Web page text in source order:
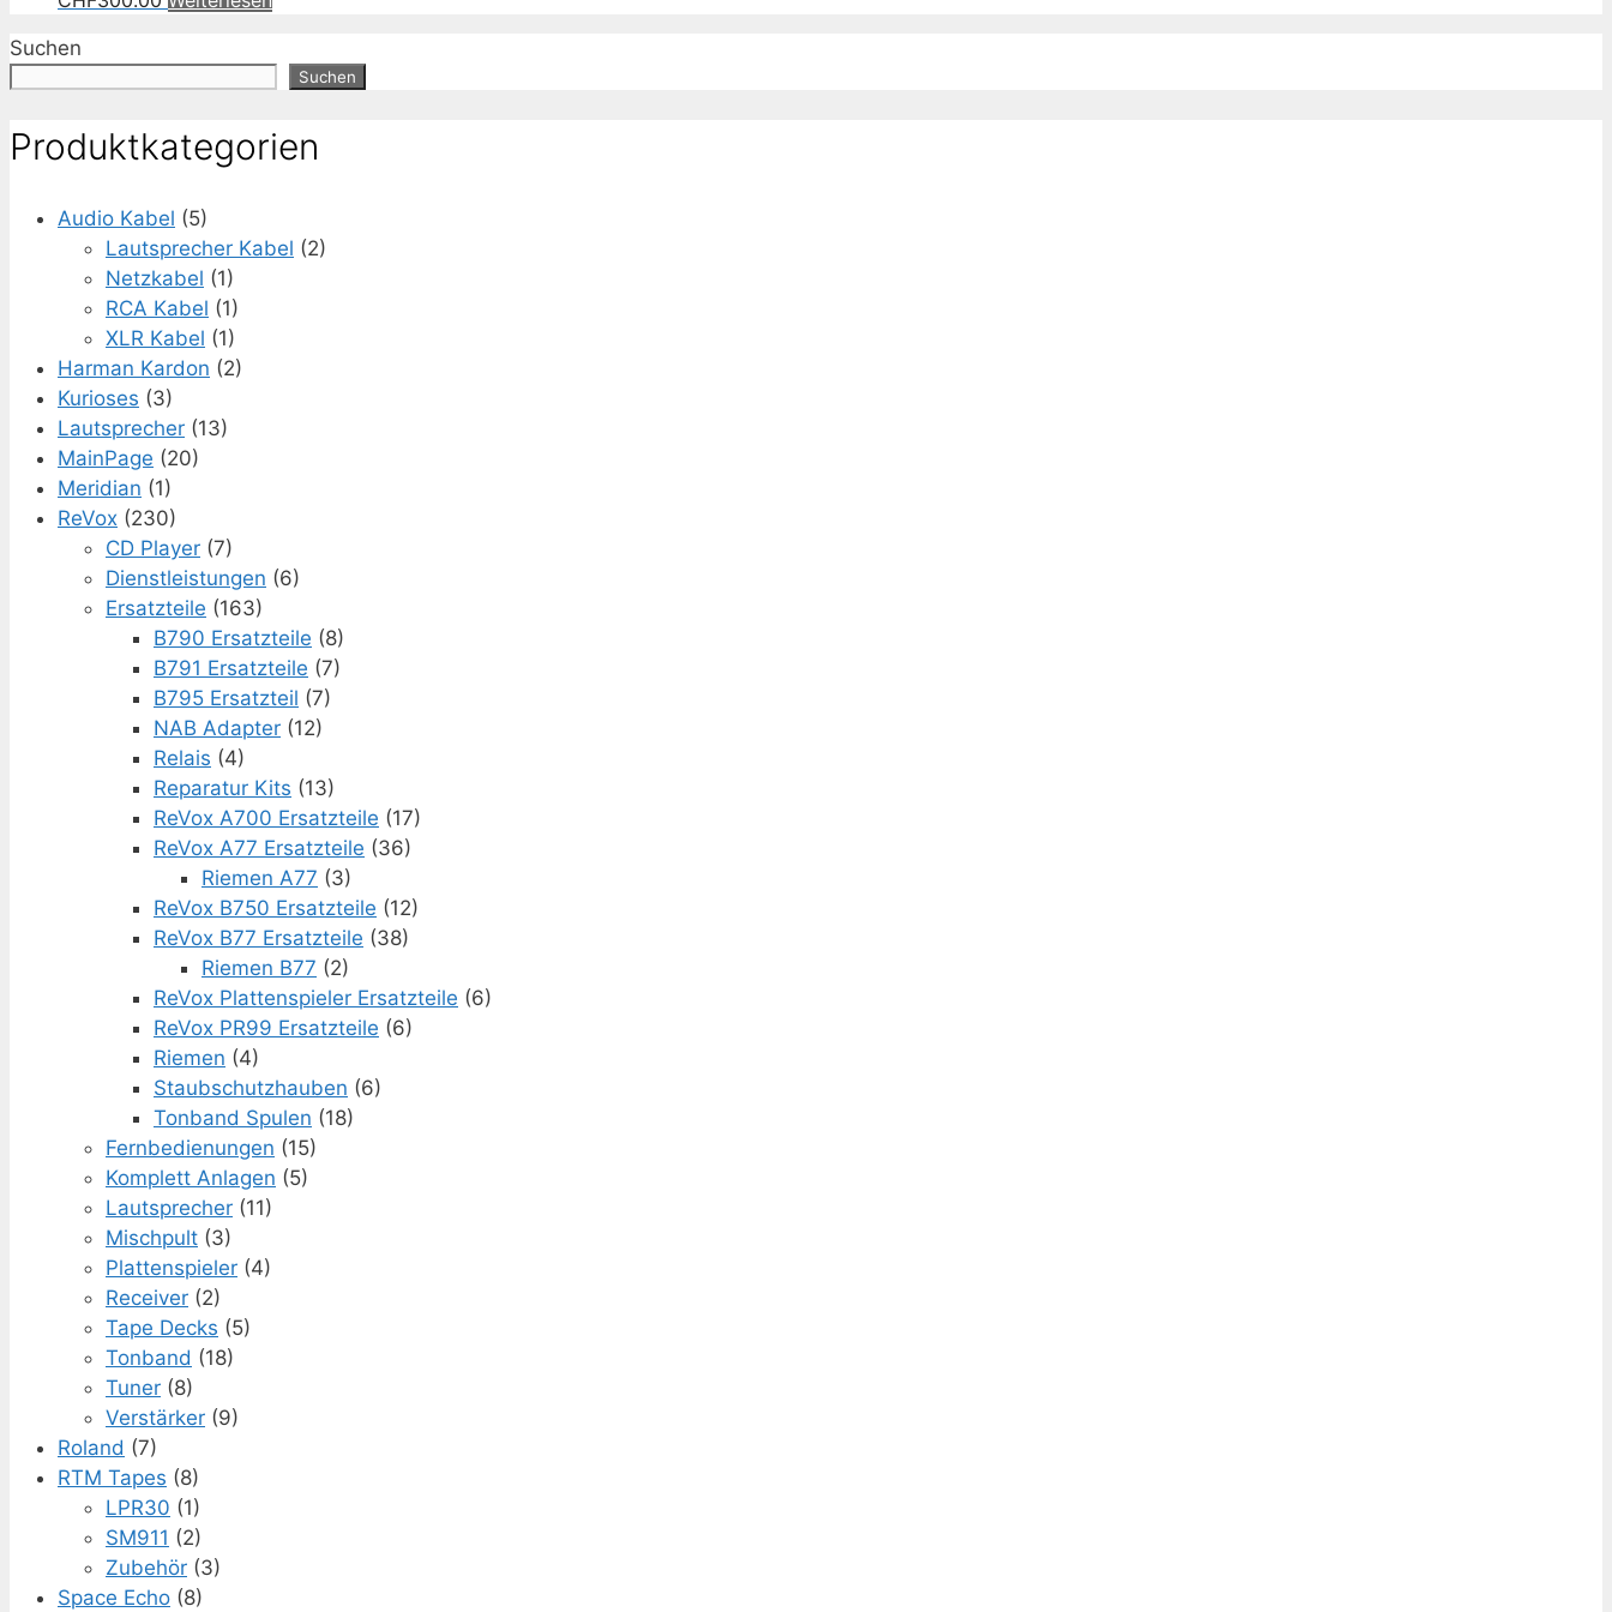
Suchen
Suchen
Produktkategorien
Audio Kabel (5)
Lautsprecher Kabel (2)
Netzkabel (1)
RCA Kabel (1)
XLR Kabel (1)
Harman Kardon (2)
Kurioses (3)
Lautsprecher (13)
MainPage (20)
Meridian (1)
ReVox (230)
CD Player (7)
Dienstleistungen (6)
Ersatzteile (163)
B790 Ersatzteile (8)
B791 Ersatzteile (7)
B795 Ersatzteil (7)
NAB Adapter (12)
Relais (4)
Reparatur Kits (13)
ReVox A700 Ersatzteile (17)
ReVox A77 Ersatzteile (36)
Riemen A77 (3)
ReVox B750 Ersatzteile (12)
ReVox B77 Ersatzteile (38)
Riemen B77 (2)
ReVox Plattenspieler Ersatzteile (6)
ReVox PR99 Ersatzteile (6)
Riemen (4)
Staubschutzhauben (6)
Tonband Spulen (18)
Fernbedienungen (15)
Komplett Anlagen (5)
Lautsprecher (11)
Mischpult (3)
Plattenspieler (4)
Receiver (2)
Tape Decks (5)
Tonband (18)
Tuner (8)
Verstärker (9)
Roland (7)
RTM Tapes (8)
LPR30 (1)
SM911 (2)
Zubehör (3)
Space Echo (8)